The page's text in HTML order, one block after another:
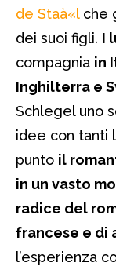
de Staà«lche
dei suoi figli. I
compagnia in
Inghilterra e
Schlegel uno
idee con tanti
punto il
in un vasto
radice del
francese e di
l’esperienza